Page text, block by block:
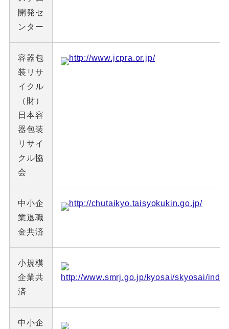
開発セ
ンター
容器包
装リサ
イクル
（財）
日本容
器包装
リサイ
クル協
会
http://www.jcpra.or.jp/
中小企
業退職
金共済
http://chutaikyo.taisyokukin.go.jp/
小規模
企業共
済
http://www.smrj.go.jp/kyosai/skyosai/
中小企